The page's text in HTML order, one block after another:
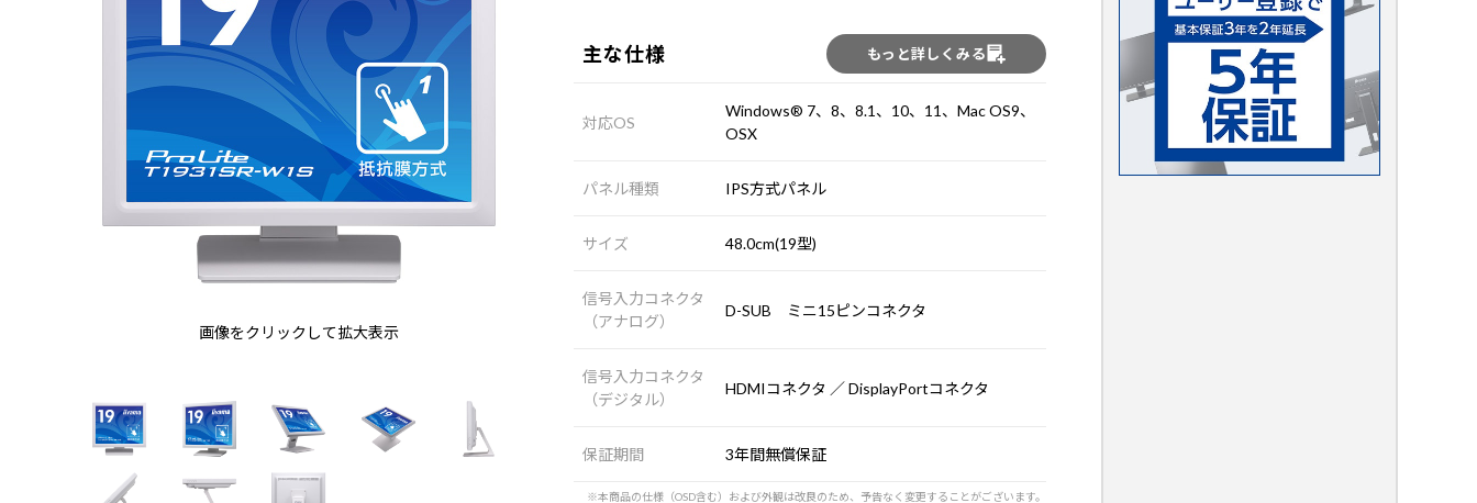
画像をクリックして拡大表示
主な仕様 もっと詳しくみる
対応OS
Windows® 7、8、8.1、10、11、Mac OS9、
OSX
パネル種類 IPS方式パネル
サイズ 48.0cm(19型)
信号入力コネクタ
（アナログ）
D-SUB ミニ15ピンコネクタ
信号入力コネクタ
（デジタル）
HDMIコネクタ ／ DisplayPortコネクタ
保証期間 3年間無償保証